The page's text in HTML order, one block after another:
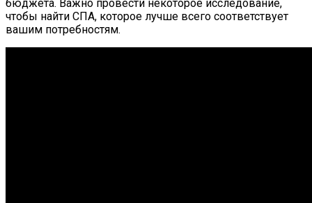
бюджета. Важно провести некоторое исследование,
чтобы найти СПА, которое лучше всего соответствует
вашим потребностям.